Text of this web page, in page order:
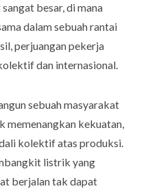
besar, di mana
dalam sebuah rantai
perjuangan pekerja
dan internasional.
sebuah masyarakat
memenangkan kekuatan,
kolektif atas produksi.
listrik yang
berjalan tak dapat